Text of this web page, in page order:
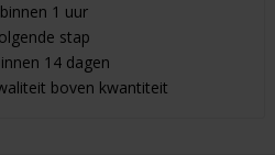
binnen 1 uur
stap
14 dagen
boven kwantiteit